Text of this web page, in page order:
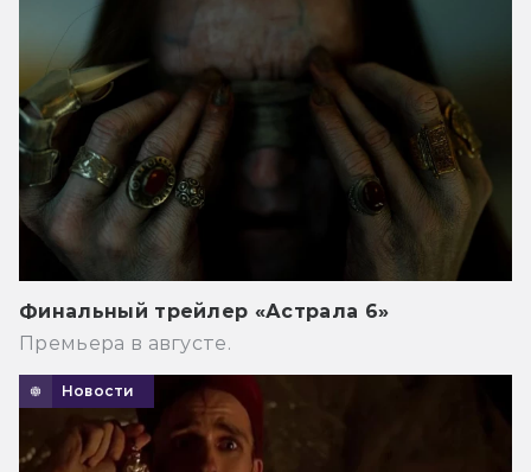
Финальный трейлер «Астрала 6»
Премьера в августе.
Новости